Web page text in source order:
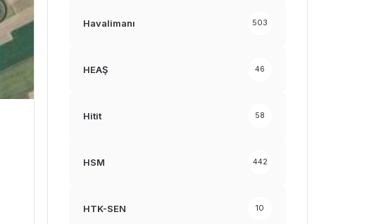
Havalimanı 503
HEAŞ 46
Hitit 58
HSM 442
HTK-SEN 10